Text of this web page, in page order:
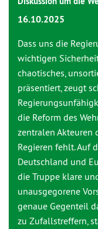
16.10.2025
Dass uns die
wichtigen
chaotisches,
präsentiert, zeugt
die Reform des
zentralen Akteuren
Regieren fehlt. Auf
Deutschland und
die Truppe klare
unausgegorene
genaue Gegenteil
zu Zufallstreffern,